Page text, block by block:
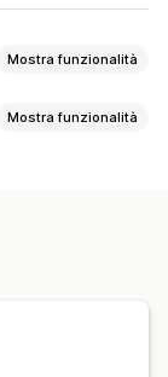
Mostra funzionalità
Mostra funzionalità